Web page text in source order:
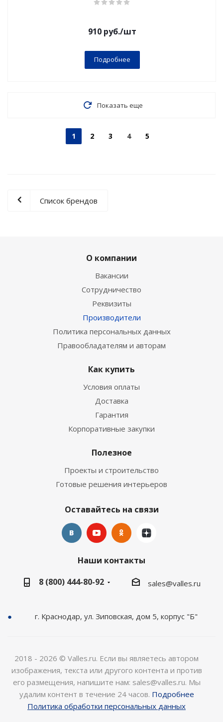
910руб./шт
Подробнее
Показать еще
1 2 3 4 5
Список брендов
О компании
Вакансии
Сотрудничество
Реквизиты
Производители
Политика персональных данных
Правообладателям и авторам
Как купить
Условия оплаты
Доставка
Гарантия
Корпоративные закупки
Полезное
Проекты и строительство
Готовые решения интерьеров
Оставайтесь на связи
Наши контакты
8 (800) 444-80-92
sales@valles.ru
г. Краснодар, ул. Зиповская, дом 5, корпус "Б"
2018 - 2026 © Valles.ru. Если вы являетесь автором
изображения, текста или другого контента и против
его размещения, напишите нам: sales@valles.ru. Мы
удалим контент в течение 24 часов. Подробнее
Политика обработки персональных данных